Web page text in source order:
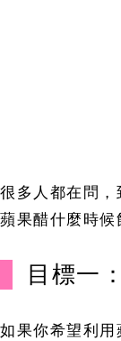
很多人都在問
蘋果醋什麼時
目標一
如果你希望利